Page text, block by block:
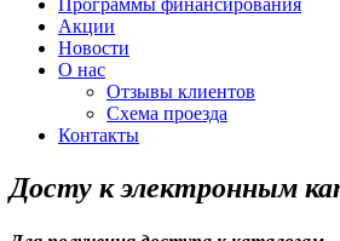
Программы финансирования
Акции
Новости
О нас
Отзывы клиентов
Схема проезда
Контакты
Досту к электронным